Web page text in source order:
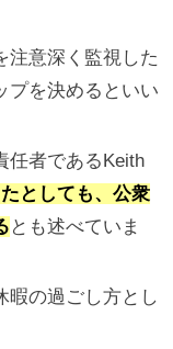
注意深く監視した
プを決めるといい
任者であるKeith
としても、公衆
とも述べていま
暇の過ごし方とし